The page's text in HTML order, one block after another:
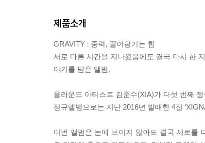
제품소개
GRAVITY : 중력, 끌어당기는 힘
서로 다른 시간을 지나왔음에도 결국 다시 한
야기를 담은 앨범.
올라운드 아티스트 김준수(XIA)가 다섯 번째 정
정규앨범으로는 지난 2016년 발매한 4집
이번 앨범은 눈에 보이지 않아도 결국 서로를